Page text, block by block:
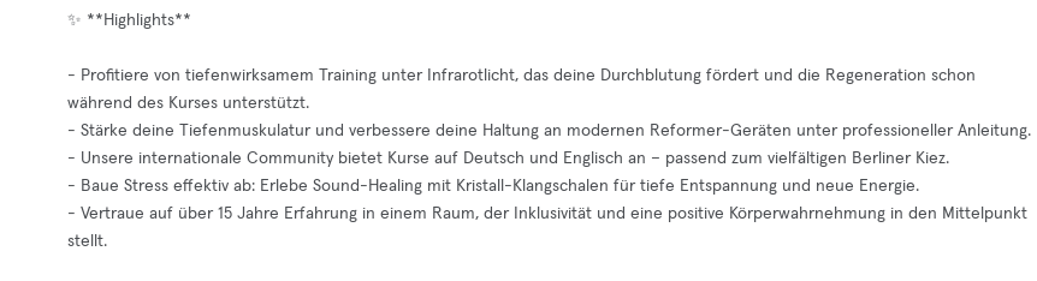
✨ **Highlights**
- Profitiere von tiefenwirksamem Training unter Infrarotlicht, das deine Durchblutung fördert und die Regeneration schon
während des Kurses unterstützt.
- Stärke deine Tiefenmuskulatur und verbessere deine Haltung an modernen Reformer-Geräten unter professioneller Anleitung.
- Unsere internationale Community bietet Kurse auf Deutsch und Englisch an – passend zum vielfältigen Berliner Kiez.
- Baue Stress effektiv ab: Erlebe Sound-Healing mit Kristall-Klangschalen für tiefe Entspannung und neue Energie.
- Vertraue auf über 15 Jahre Erfahrung in einem Raum, der Inklusivität und eine positive Körperwahrnehmung in den Mittelpunkt
stellt.